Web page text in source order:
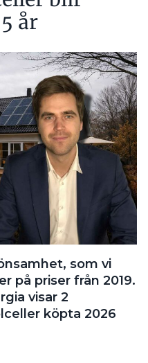
år
som vi
på priser från 2019.
visar 2
köpta 2026